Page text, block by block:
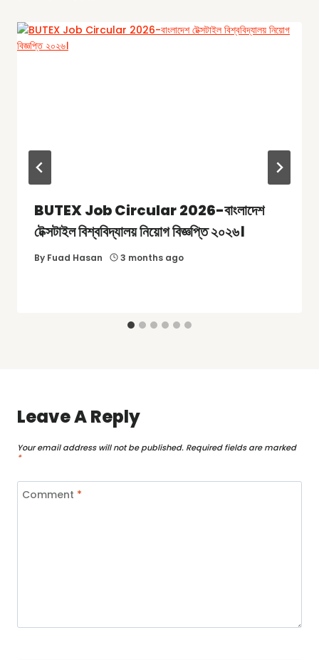
BUTEX Job Circular 2026-বাংলাদেশ
টেক্সটাইল বিশ্ববিদ্যালয় নিয়োগ বিজ্ঞপ্তি ২০২৬।
By Fuad Hasan 3 months ago
Leave A Reply
Your email address will not be published. Required fields are marked
*
Comment *